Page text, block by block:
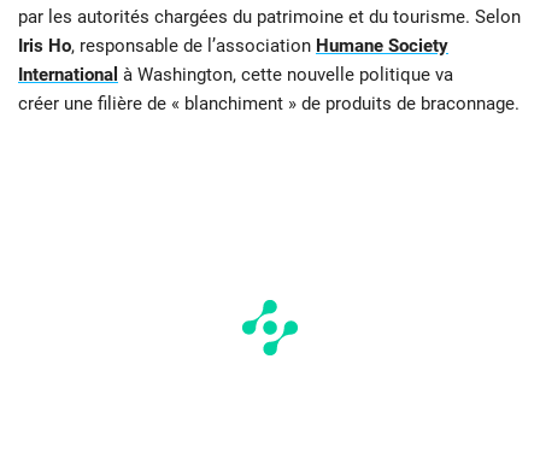
par les autorités chargées du patrimoine et du tourisme. Selon
Iris Ho, responsable de l’association Humane Society
International à Washington, cette nouvelle politique va
créer une filière de « blanchiment » de produits de braconnage.